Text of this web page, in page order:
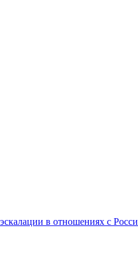
в отношениях с